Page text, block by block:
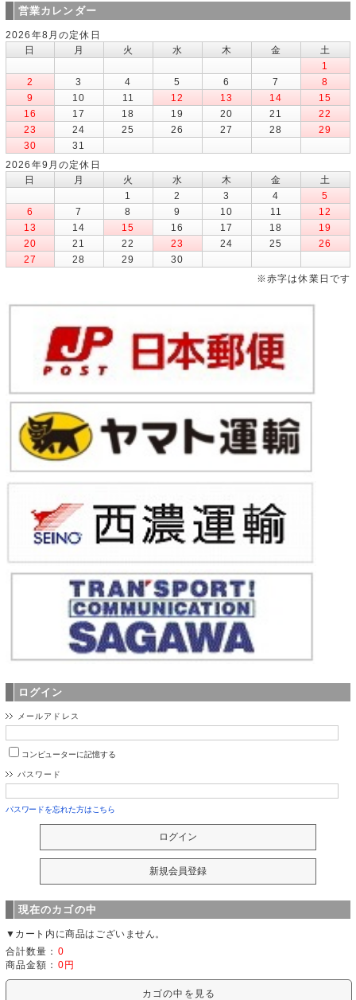
営業カレンダー
2026年8月の定休日
日
月 火 水 木 金
土
1
2
3 4 5 6 7
8
9
10 11 12 13 14
15
16
17 18 19 20 21
22
23
24 25 26 27 28
29
30
31
2026年9月の定休日
日
月 火 水 木 金
土
1
2 3 4
5
6
7 8 9 10 11
12
13
14 15 16 17 18
19
20
21 22 23 24 25
26
27
28 29
30
※赤字は休業日です
ログイン
メールアドレス
コンピューターに記憶する
パスワード
パスワードを忘れた方はこちら
現在のカゴの中
▼カート内に商品はございません。
合計数量： 0
商品金額： 0円
カゴの中を見る